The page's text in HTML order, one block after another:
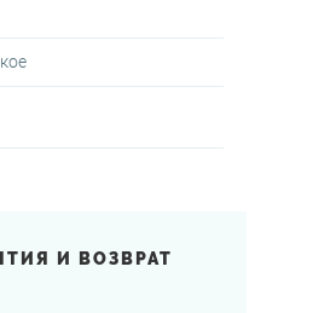
И ВОЗВРАТ